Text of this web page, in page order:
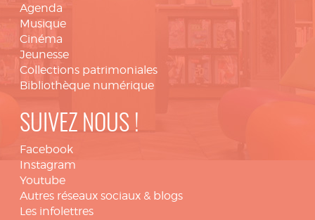
Agenda
Musique
Cinéma
Jeunesse
Collections patrimoniales
Bibliothèque numérique
SUIVEZ NOUS !
Facebook
Instagram
Youtube
Autres réseaux sociaux & blogs
Les infolettres